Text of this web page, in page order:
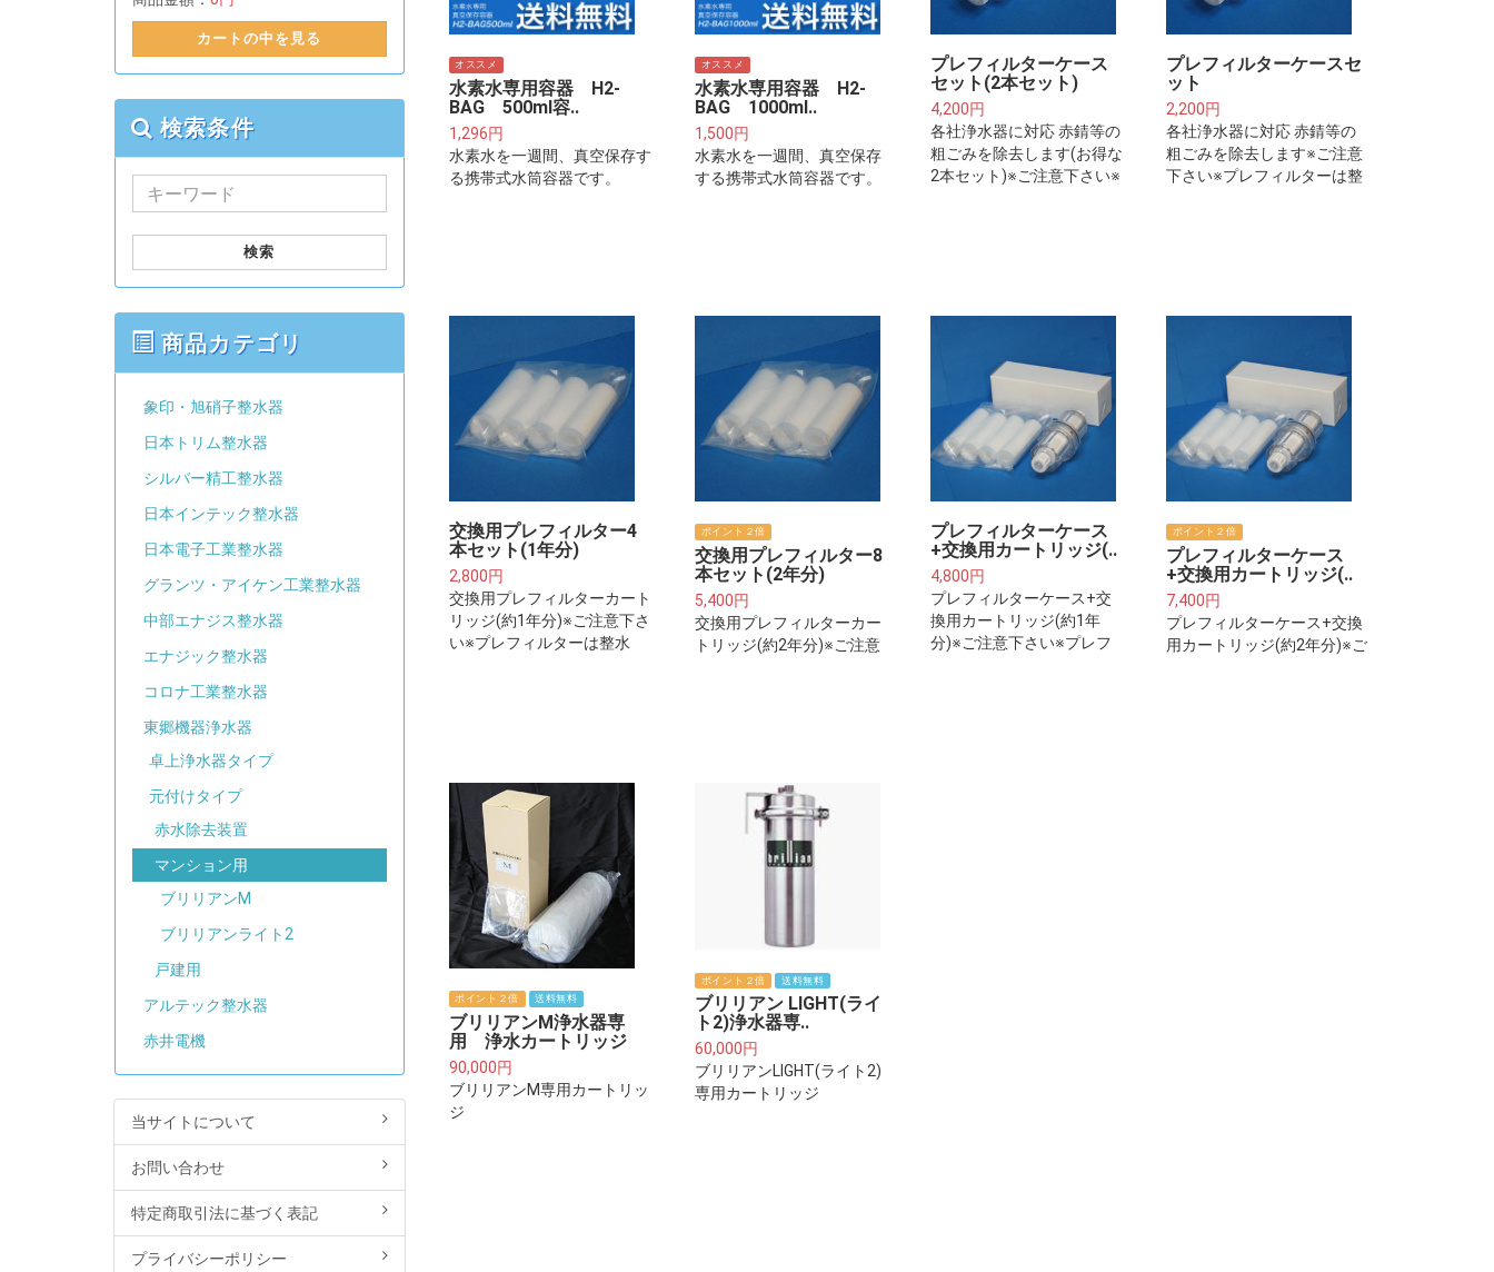
オススメ
水素水専用容器 H2-
BAG 500ml容..
1,296円
水素水を一週間、真空保存す
る携帯式水筒容器です。
オススメ
水素水専用容器 H2-
BAG 1000ml..
1,500円
水素水を一週間、真空保存
する携帯式水筒容器です。
プレフィルターケース
セット(2本セット)
4,200円
各社浄水器に対応 赤錆等の
粗ごみを除去します(お得な
2本セット)※ご注意下さい※
プレフィルターケースセ
ット
2,200円
各社浄水器に対応 赤錆等の
粗ごみを除去します※ご注意
下さい※プレフィルターは整
交換用プレフィルター4
本セット(1年分)
2,800円
交換用プレフィルターカート
リッジ(約1年分)※ご注意下さ
い※プレフィルターは整水
ポイント２倍
交換用プレフィルター8
本セット(2年分)
5,400円
交換用プレフィルターカー
トリッジ(約2年分)※ご注意
プレフィルターケース
+交換用カートリッジ(..
4,800円
プレフィルターケース+交
換用カートリッジ(約1年
分)※ご注意下さい※プレフ
ポイント２倍
プレフィルターケース
+交換用カートリッジ(..
7,400円
プレフィルターケース+交換
用カートリッジ(約2年分)※ご
ポイント２倍 送料無料
ブリリアンM浄水器専
用 浄水カートリッジ
90,000円
ブリリアンM専用カートリッ
ジ
ポイント２倍 送料無料
ブリリアン LIGHT(ライ
ト2)浄水器専..
60,000円
ブリリアンLIGHT(ライト2)
専用カートリッジ
カートの中を見る
検索条件
検索
商品カテゴリ
象印・旭硝子整水器
日本トリム整水器
シルバー精工整水器
日本インテック整水器
日本電子工業整水器
グランツ・アイケン工業整水器
中部エナジス整水器
エナジック整水器
コロナ工業整水器
東郷機器浄水器
卓上浄水器タイプ
元付けタイプ
赤水除去装置
マンション用
ブリリアンM
ブリリアンライト2
戸建用
アルテック整水器
赤井電機
当サイトについて
お問い合わせ
特定商取引法に基づく表記
プライバシーポリシー